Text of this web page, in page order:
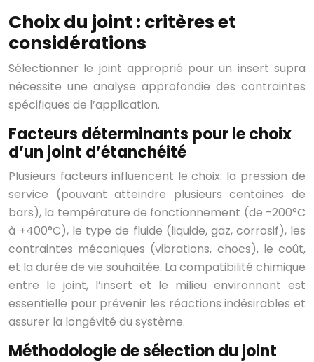
Choix du joint : critères et
considérations
Sélectionner le joint approprié pour un insert supra
nécessite une analyse approfondie des contraintes
spécifiques de l’application.
Facteurs déterminants pour le choix
d’un joint d’étanchéité
Plusieurs facteurs influencent le choix: la pression de
service (pouvant atteindre plusieurs centaines de
bars), la température de fonctionnement (de -200°C
à +400°C), le type de fluide (liquide, gaz, corrosif), les
contraintes mécaniques (vibrations, chocs), le coût,
et la durée de vie souhaitée. La compatibilité chimique
entre le joint, l’insert et le milieu environnant est
essentielle pour prévenir les réactions indésirables et
assurer la longévité du système.
Méthodologie de sélection du joint